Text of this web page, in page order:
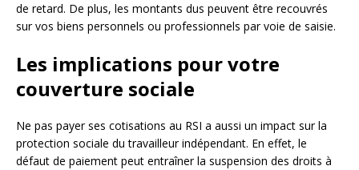
de retard. De plus, les montants dus peuvent être recouvrés
sur vos biens personnels ou professionnels par voie de saisie.
Les implications pour votre
couverture sociale
Ne pas payer ses cotisations au RSI a aussi un impact sur la
protection sociale du travailleur indépendant. En effet, le
défaut de paiement peut entraîner la suspension des droits à